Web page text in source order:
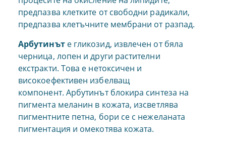
предпазва клетките от свободни радикали,
предпазва клетъчните мембрани от разпад.
Арбутинъте гликозид, извлечен от бяла
черница, лопен и други растителни
екстракти. Това е нетоксичен и
високоефективен избелващ
компонент. Арбутинът блокира синтеза на
пигмента меланин в кожата, изсветлява
пигментните петна, бори се с нежеланата
пигментация и омекотява кожата.